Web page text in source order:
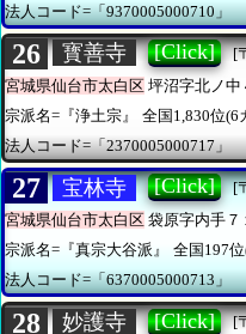
法人コード=「9370005000710」
26 寳善寺 [Click]
[
宮城県仙台市太白区 坪沼字北ノ中
宗派名=『浄土宗』
全国1,830位(6
法人コード=「2370005000717」
27 宝林寺 [Click]
[
宮城県仙台市太白区 袋原字内手７
宗派名=『真宗大谷派』
全国197
法人コード=「6370005000713」
28 妙護寺 [Click] [